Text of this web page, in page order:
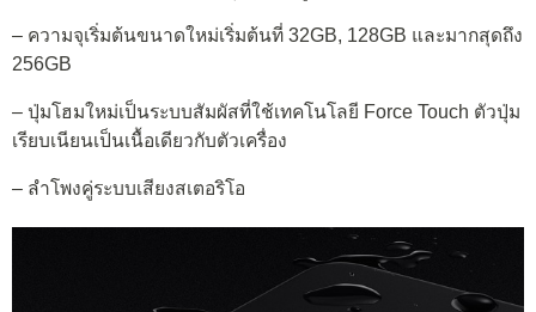
– ความจุเริ่มต้นขนาดใหม่เริ่มต้นที่ 32GB, 128GB และมากสุดถึง
256GB
– ปุ่มโฮมใหม่เป็นระบบสัมผัสที่ใช้เทคโนโลยี Force Touch ตัวปุ่ม
เรียบเนียนเป็นเนื้อเดียวกับตัวเครื่อง
– ลำโพงคู่ระบบเสียงสเตอริโอ